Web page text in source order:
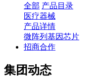
全部 产品目录
医疗器械
产品详情
微阵列基因芯片
招商合作
集团动态